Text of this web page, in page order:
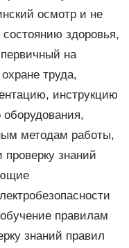
осмотр и не
здоровья,
на
труда,
инструкцию
методам работы,
знаний
правилам
знаний правил